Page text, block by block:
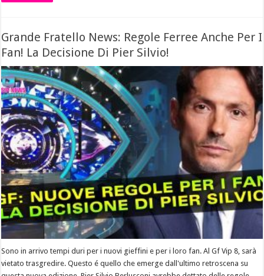
Grande Fratello News: Regole Ferree Anche Per I
Fan! La Decisione Di Pier Silvio!
Sono in arrivo tempi duri per i nuovi gieffini e per i loro fan. Al Gf Vip 8, sarà
vietato trasgredire. Questo é quello che emerge dall'ultimo retroscena su